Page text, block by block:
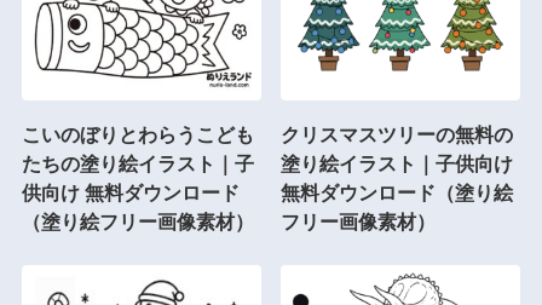
こいのぼりとわらうこども
たちの塗り絵イラスト｜子
供向け 無料ダウンロード
（塗り絵フリー画像素材）
クリスマスツリーの無料の
塗り絵イラスト｜子供向け
無料ダウンロード（塗り絵
フリー画像素材）